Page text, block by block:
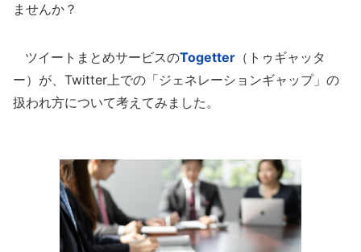
ませんか？
ツイートまとめサービスのTogetter （トゥギャッタ
ー）が、Twitter上での「ジェネレーションギャップ」の
扱われ方について考えてみました。